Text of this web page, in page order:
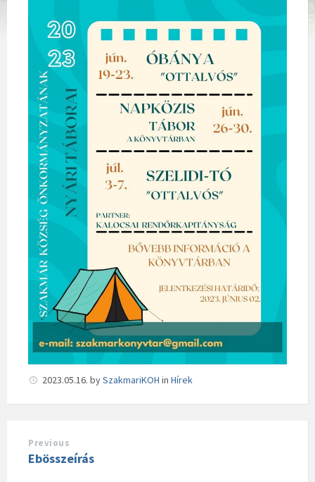
2023.05.16. bySzakmariKOH in Hírek
Previous
Ebösszeírás